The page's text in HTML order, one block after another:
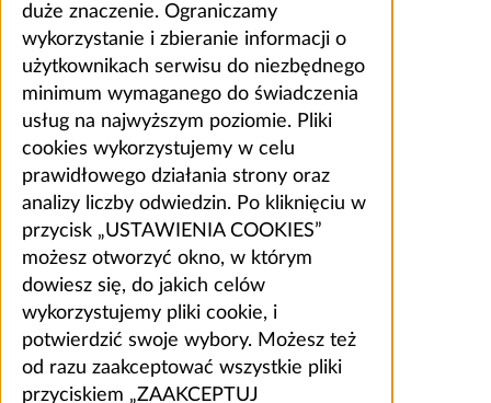
duże znaczenie. Ograniczamy
wykorzystanie i zbieranie informacji o
użytkownikach serwisu do niezbędnego
minimum wymaganego do świadczenia
usług na najwyższym poziomie. Pliki
cookies wykorzystujemy w celu
prawidłowego działania strony oraz
analizy liczby odwiedzin. Po kliknięciu w
przycisk „USTAWIENIA COOKIES”
możesz otworzyć okno, w którym
dowiesz się, do jakich celów
wykorzystujemy pliki cookie, i
potwierdzić swoje wybory. Możesz też
od razu zaakceptować wszystkie pliki
przyciskiem „ZAAKCEPTUJ